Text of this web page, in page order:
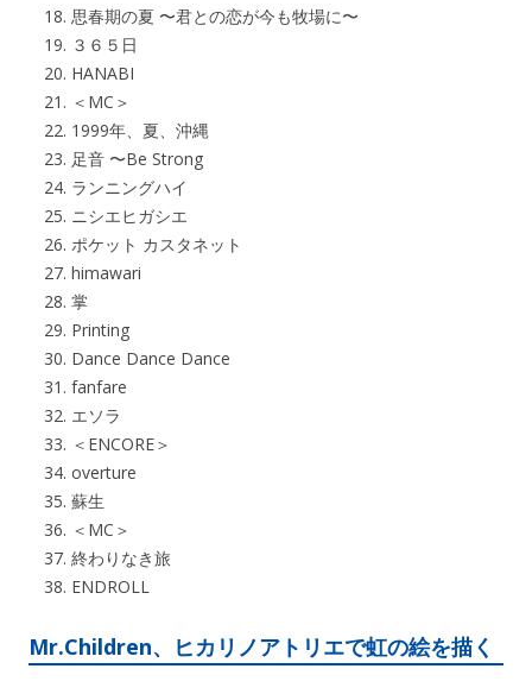
思春期の夏 〜君との恋が今も牧場に〜
３６５日
HANABI
＜MC＞
1999年、夏、沖縄
足音 〜Be Strong
ランニングハイ
ニシエヒガシエ
ポケット カスタネット
himawari
掌
Printing
Dance Dance Dance
fanfare
エソラ
＜ENCORE＞
overture
蘇生
＜MC＞
終わりなき旅
ENDROLL
Mr.Children、ヒカリノアトリエで虹の絵を描く